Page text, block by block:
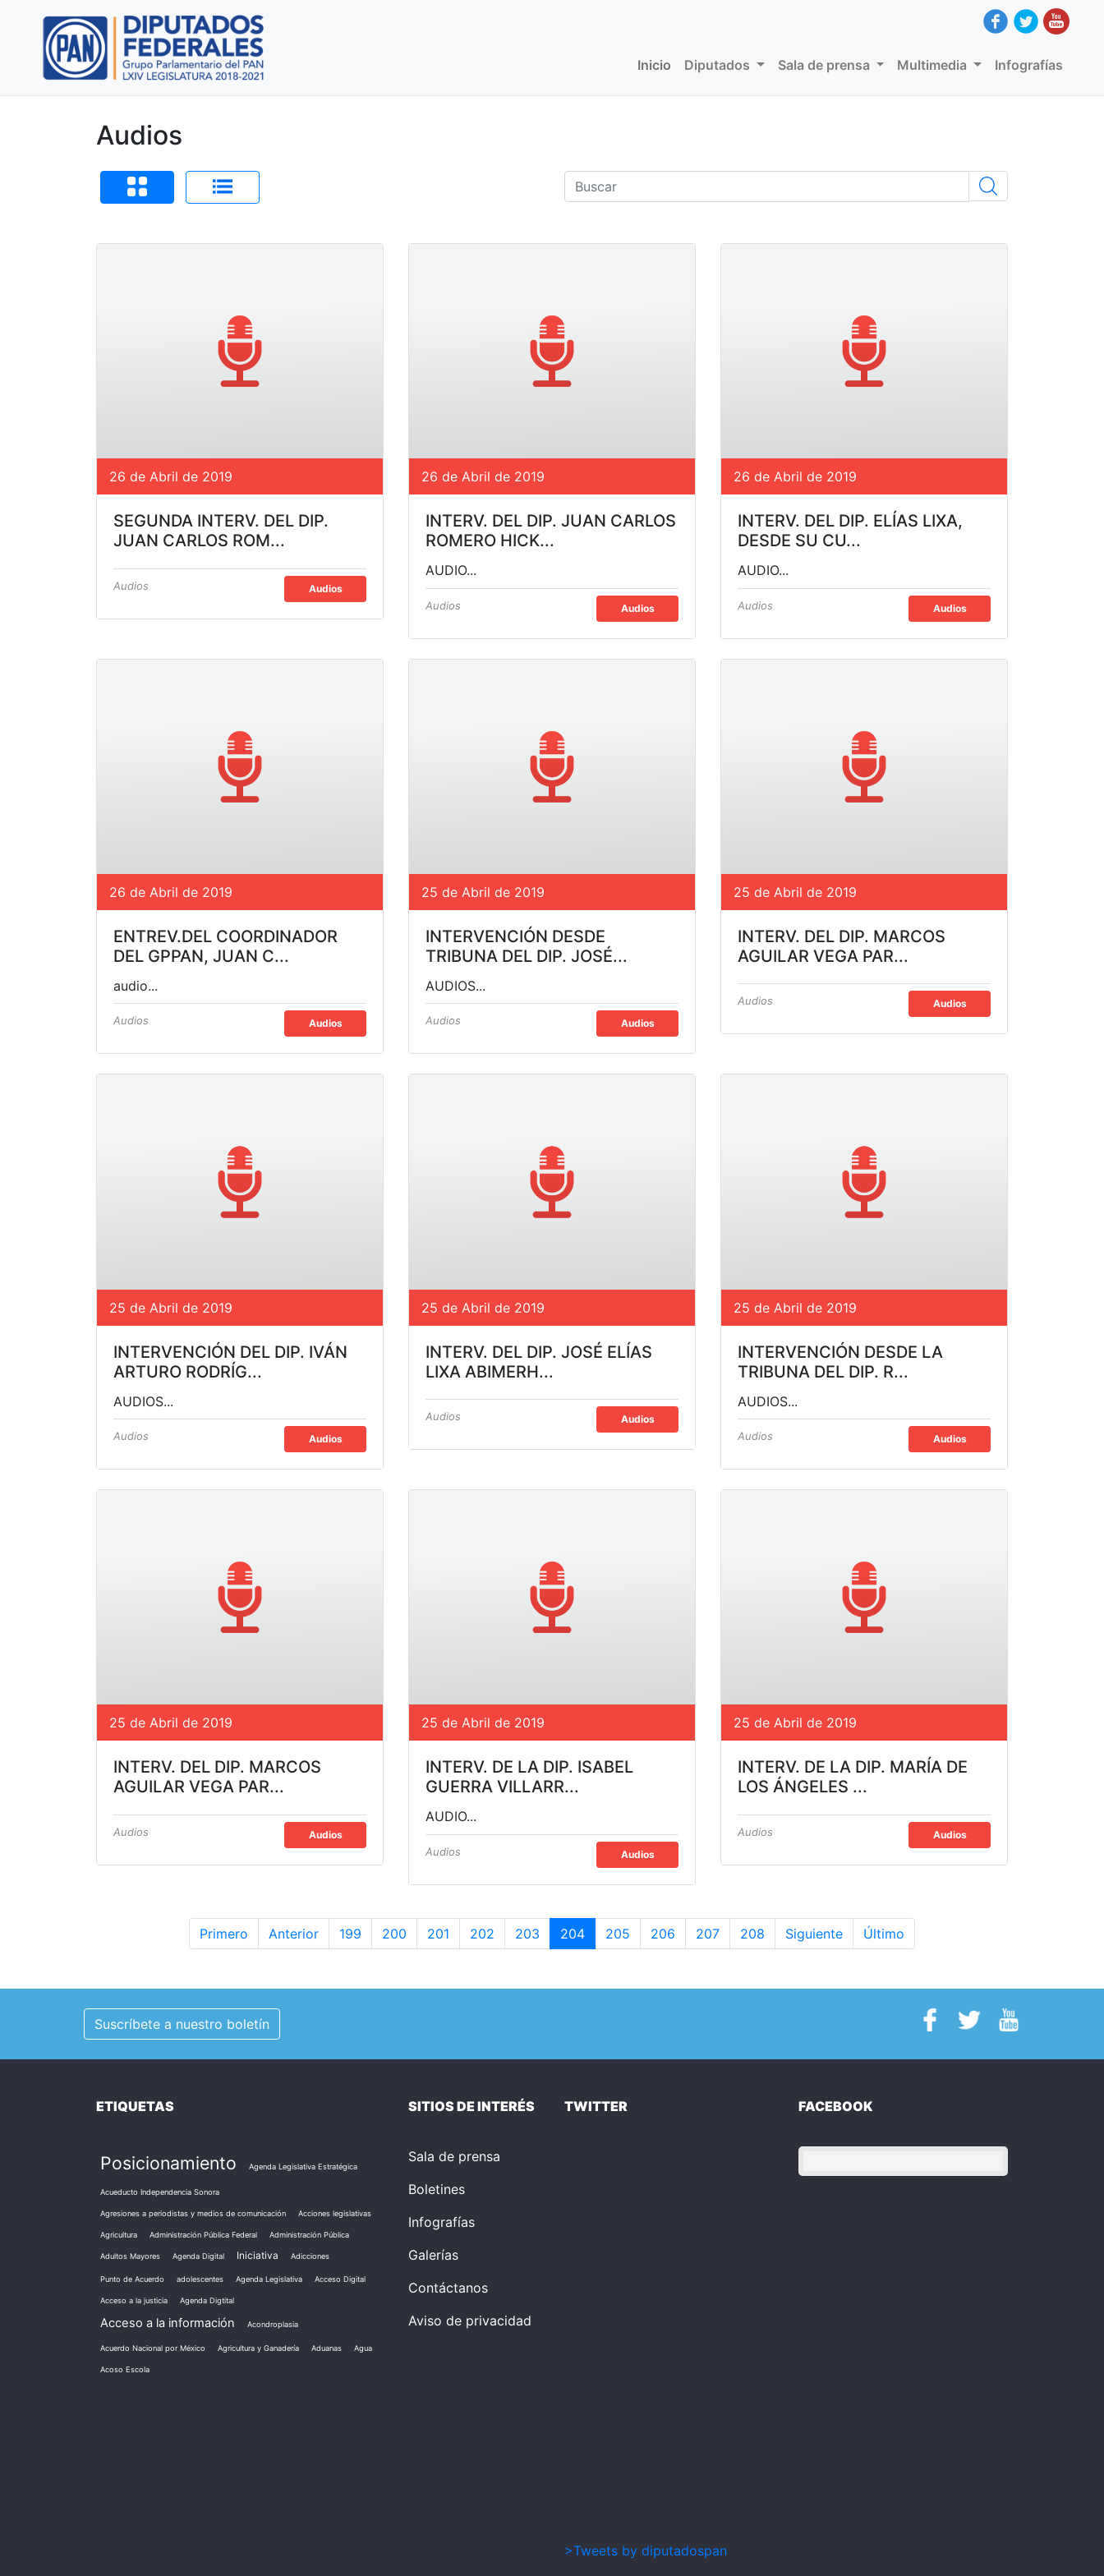
Inicio (current)
Diputados Sala de prensa Multimedia Infografías
Audios
26 de Abril de 2019
SEGUNDA INTERV. DEL DIP.
JUAN CARLOS ROM...
Audios Audios
26 de Abril de 2019
INTERV. DEL DIP. JUAN CARLOS
ROMERO HICK...
AUDIO...
Audios Audios
26 de Abril de 2019
INTERV. DEL DIP. ELÍAS LIXA,
DESDE SU CU...
AUDIO...
Audios Audios
26 de Abril de 2019
ENTREV.DEL COORDINADOR
DEL GPPAN, JUAN C...
audio...
Audios Audios
25 de Abril de 2019
INTERVENCIÓN DESDE
TRIBUNA DEL DIP. JOSÉ...
AUDIOS...
Audios Audios
25 de Abril de 2019
INTERV. DEL DIP. MARCOS
AGUILAR VEGA PAR...
Audios Audios
25 de Abril de 2019
INTERVENCIÓN DEL DIP. IVÁN
ARTURO RODRÍG...
AUDIOS...
Audios Audios
25 de Abril de 2019
INTERV. DEL DIP. JOSÉ ELÍAS
LIXA ABIMERH...
Audios Audios
25 de Abril de 2019
INTERVENCIÓN DESDE LA
TRIBUNA DEL DIP. R...
AUDIOS...
Audios Audios
25 de Abril de 2019
INTERV. DEL DIP. MARCOS
AGUILAR VEGA PAR...
Audios Audios
25 de Abril de 2019
INTERV. DE LA DIP. ISABEL
GUERRA VILLARR...
AUDIO...
Audios Audios
25 de Abril de 2019
INTERV. DE LA DIP. MARÍA DE
LOS ÁNGELES ...
Audios Audios
Primero Anterior 199 200 201 202 203 204 205 206 207 208 Siguiente Último
Suscríbete a nuestro boletín
ETIQUETAS
Posicionamiento Agenda Legislativa Estratégica
Acueducto Independencia Sonora
Agresiones a periodistas y medios de comunicación Acciones legislativas
Agricultura Administración Pública Federal Administración Pública
Adultos Mayores Agenda Digital Iniciativa Adicciones
Punto de Acuerdo adolescentes Agenda Legislativa Acceso Digital
Acceso a la justicia Agenda Digtital
Acceso a la información Acondroplasia
Acuerdo Nacional por México Agricultura y Ganadería Aduanas Agua
Acoso Escola
SITIOS DE INTERÉS
Sala de prensa
Boletines
Infografías
Galerías
Contáctanos
Aviso de privacidad
TWITTER
>Tweets by diputadospan
FACEBOOK